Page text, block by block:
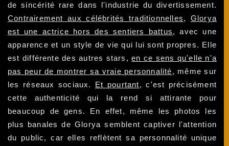
de sincérité rare dans l'industrie du divertissement.
Contrairement aux célébrités traditionnelles, Glorya
est une actrice hors des sentiers battus, avec une
apparence et un style de vie qui lui sont propres. Elle
est différente des autres stars,en ce sens qu'elle n'a
pas peur de montrer sa vraie personnalité, même sur
les réseaux sociaux. Et pourtant, c'est précisément
cette authenticité qui la rend si attirante pour
beaucoup de gens. En effet, même les photos les
plus banales de Glorya semblent captiver l'attention
du public, car elles reflètent sa personnalité unique